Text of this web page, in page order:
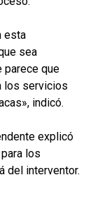
esta
sea
parece que
los servicios
indicó.
explicó
los
del interventor.